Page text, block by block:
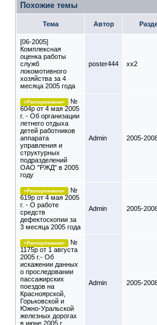
Похожие темы
Тема Автор
[06-2005]
Комплексная
оценка работы
служб
локомотивного
хозяйства за 4
месяца 2005 года
poster444 xx2
=Распоряжение=
№
604р от 4 мая 2005
г. - Об организации
летнего отдыха
детей работников
аппарата
управления и
структурных
подразделений
ОАО "РЖД" в 2005
году
Admin 2005-
=Распоряжение=
№
619р от 4 мая 2005
г. - О работе
средств
дефектоскопии за
3 месяца 2005 года
Admin 2005-
=Распоряжение=
№
1175р от 1 августа
2005 г.- Об
искажении данных
о проследовании
пассажирских
поездов на
Красноярской,
Горьковской и
Южно-Уральской
железных дорогах
в июне 2005 г.
Admin 2005-